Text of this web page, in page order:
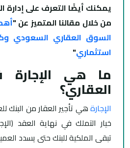
يمكنك أيضًا التعرف على إدارة
من خلال مقالنا المتميز عن "
السوق العقاري السعودي
استثماري"
ما هي الإجارة
العقاري؟
الإجارةهي تأجير العقار من البنك
خيار التملك في نهاية العقد
تبقى الملكية للبنك حتى يسدد